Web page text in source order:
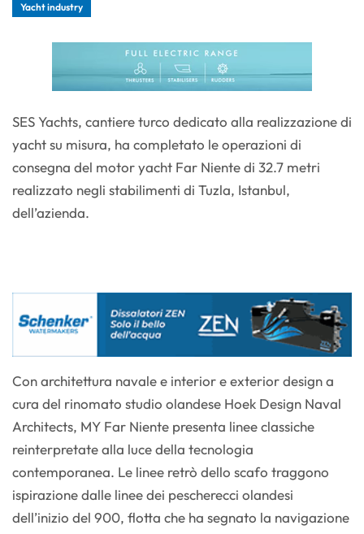
Yacht industry
SES Yachts, cantiere turco dedicato alla realizzazione di
yacht su misura, ha completato le operazioni di
consegna del motor yacht Far Niente di 32.7 metri
realizzato negli stabilimenti di Tuzla, Istanbul,
dell’azienda.
Con architettura navale e interior e exterior design a
cura del rinomato studio olandese Hoek Design Naval
Architects, MY Far Niente presenta linee classiche
reinterpretate alla luce della tecnologia
contemporanea. Le linee retrò dello scafo traggono
ispirazione dalle linee dei pescherecci olandesi
dell’inizio del 900, flotta che ha segnato la navigazione